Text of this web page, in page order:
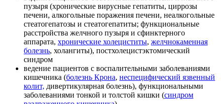
пузыря (хронические вирусные гепатиты, циррозы
печени, алкогольные поражения печени, неалкогольные
стеатогепатозы и стеатогепатиты; функциональные
расстройства желчного пузыря и сфинктерного
аппарата, хронические холециститы, желчнокаменная
болезнь, холангиты), постхолецистэктомический
синдром
ведение пациентов с воспалительными заболеваниями
кишечника (болезнь Крона, неспецифический язвенный
колит, дивертикулярная болезнь), функциональными
заболеваниями тонкой и толстой кишки (синдром